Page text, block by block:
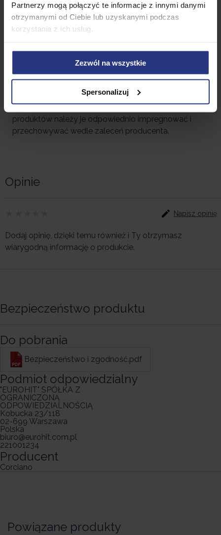
Partnerzy mogą połączyć te informacje z innymi danymi
otrzymanymi od Ciebie lub uzyskanymi podczas
korzystania z ich usług.
Zezwól na wszystkie
Spersonalizuj
Świetnie komponuje się z zestawami meblowymi linii
King dostępnych na naszych aukcjach. Jest to także
idealne rozwiązanie na
letniego ogrodu wypoczynkowego, ale i części
jadalnianej jak grill.
Zastosowany materiał jest wytrzymały i
wodoodporny dzięki czemu można ją
dowolne miejsce. Aby zachować trwałość
produktów należy je odpowiednio impregnować i
przechowywać wedle zaleceń producenta.
Opinie
Napisz opinię
Dodaj opinię, dzięki temu również i Ty otrzymasz
wiarygodną informację o produkcie.
Bezpieczeństwo produktu
Do pobrania
Bezpieczeństwo i zgodność.pdf
Podmiot odpowiedzialny
"EUROHIT" SPÓŁKA Z
OGRANICZONĄ
ODPOWIEDZIALNOŚCIĄ
Kobucka 23/118
02-699 Warszawa
Polska
biuro@eurohit.com.pl
221001234
Producent
Corciano
Powiązane produkty